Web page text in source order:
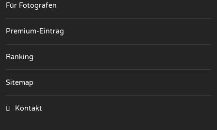
Für Fotografen
Premium-Eintrag
Ranking
Sitemap
Kontakt